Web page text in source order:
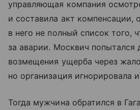
управляющая компания
и составила акт компенсации,
в него не полный список того,
за аварии. Москвич попытался
возмещения ущерба через
но организация игнорировала
Тогда мужчина обратился в